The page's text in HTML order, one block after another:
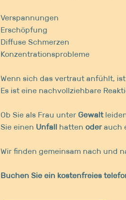
Verspannungen
Erschöpfung
Diffuse Schmerzen
Konzentrationsprobleme
Wenn sich das vertraut anfühlt, ist
Es ist eine nachvollziehbare
Ob Sie als Frau unter Gewalt
Sie einen Unfall hatten oderauch
Wir finden gemeinsam nach und
Buchen Sie ein kostenfreies